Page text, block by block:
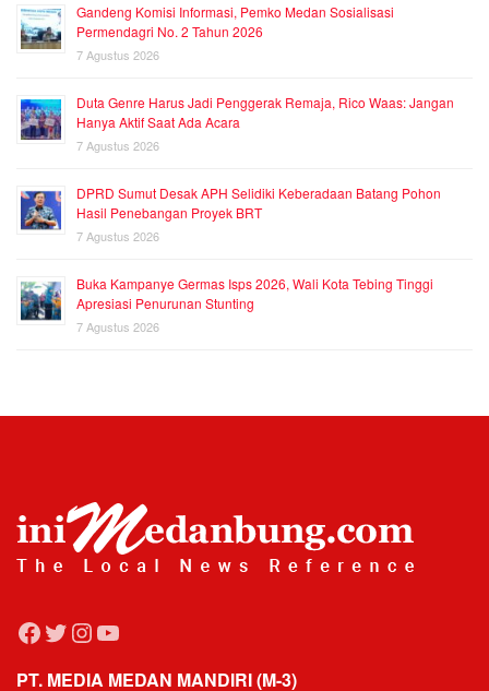
Gandeng Komisi Informasi, Pemko Medan Sosialisasi
Permendagri No. 2 Tahun 2026
7 Agustus 2026
Duta Genre Harus Jadi Penggerak Remaja, Rico Waas: Jangan
Hanya Aktif Saat Ada Acara
7 Agustus 2026
DPRD Sumut Desak APH Selidiki Keberadaan Batang Pohon
Hasil Penebangan Proyek BRT
7 Agustus 2026
Buka Kampanye Germas Isps 2026, Wali Kota Tebing Tinggi
Apresiasi Penurunan Stunting
7 Agustus 2026
Facebook
Twitter
Instagram
YouTube
PT. MEDIA MEDAN MANDIRI (M-3)